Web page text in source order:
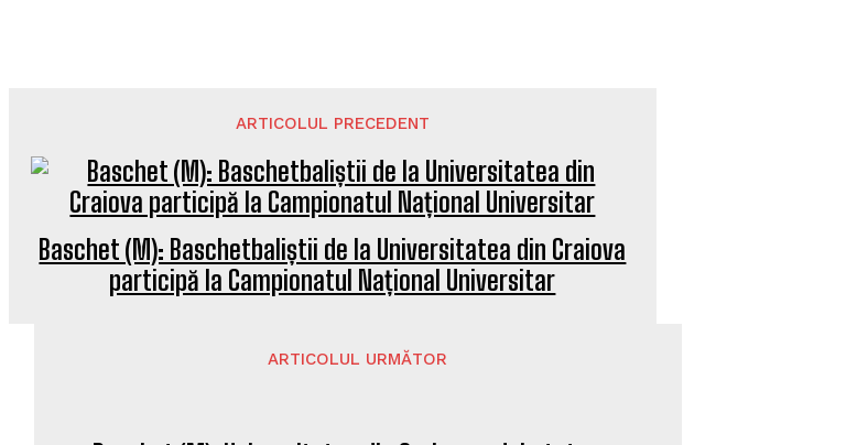
ARTICOLUL PRECEDENT
Baschet (M): Baschetbaliștii de la Universitatea din Craiova
participă la Campionatul Național Universitar
ARTICOLUL URMĂTOR